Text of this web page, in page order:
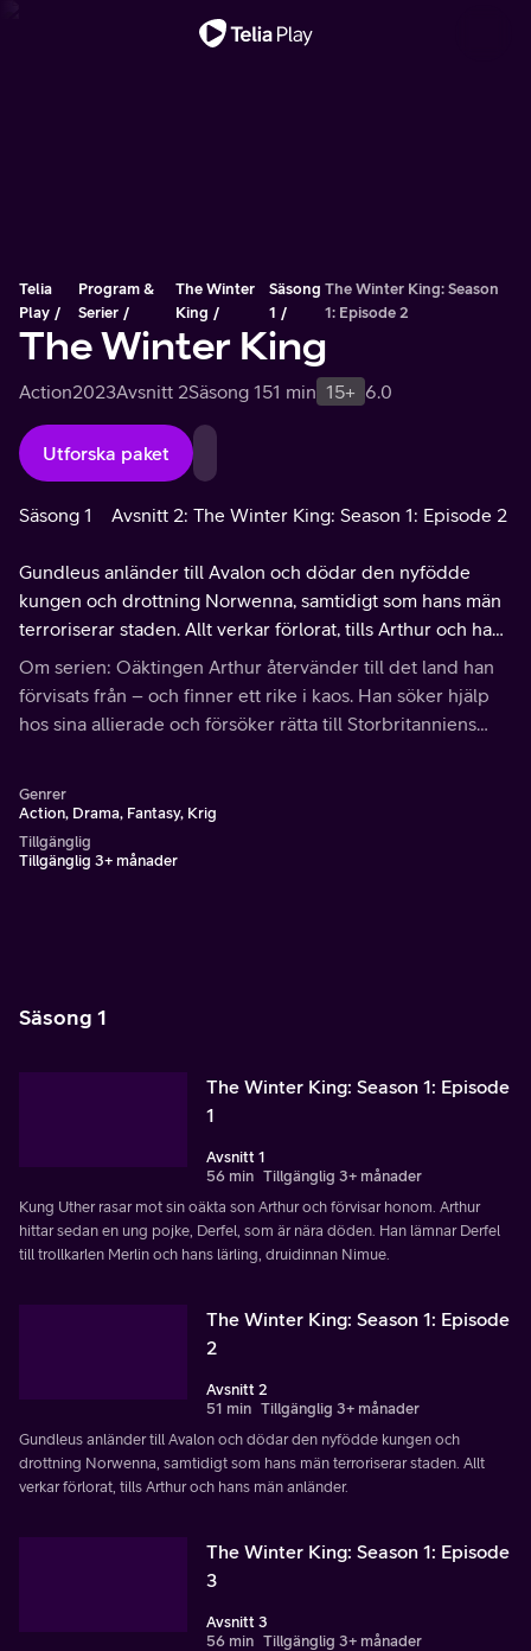
Telia
Play
Program &
Serier
The Winter
King
Säsong
1
The Winter King: Season
1: Episode 2
The Winter King
Action2023Avsnitt 2Säsong 151 min 15+ 6.0
Utforska paket
Säsong 1 Avsnitt 2: The Winter King: Season 1: Episode 2
Gundleus anländer till Avalon och dödar den nyfödde
kungen och drottning Norwenna, samtidigt som hans män
terroriserar staden. Allt verkar förlorat, tills Arthur och hans
män anländer.
Om serien: Oäktingen Arthur återvänder till det land han
förvisats från – och finner ett rike i kaos. Han söker hjälp
hos sina allierade och försöker rätta till Storbritanniens
Genrer
Action, Drama, Fantasy, Krig
Tillgänglig
Tillgänglig 3+ månader
Säsong 1
The Winter King: Season 1: Episode
1
Avsnitt 1
56 min Tillgänglig 3+ månader
Kung Uther rasar mot sin oäkta son Arthur och förvisar honom. Arthur
hittar sedan en ung pojke, Derfel, som är nära döden. Han lämnar Derfel
till trollkarlen Merlin och hans lärling, druidinnan Nimue.
The Winter King: Season 1: Episode
2
Avsnitt 2
51 min Tillgänglig 3+ månader
Gundleus anländer till Avalon och dödar den nyfödde kungen och
drottning Norwenna, samtidigt som hans män terroriserar staden. Allt
verkar förlorat, tills Arthur och hans män anländer.
The Winter King: Season 1: Episode
3
Avsnitt 3
56 min Tillgänglig 3+ månader